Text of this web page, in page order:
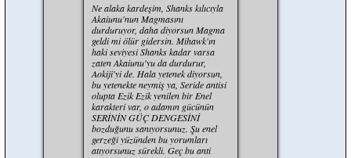
Ne alaka kardeşim, Shanks kılıcıyla
Akaiunu'nun Magmasını
durduruyor, daha diyorsun Magma
geldi mi ölür gidersin. Mihawk'ın
haki seviyesi Shanks kadar varsa
zaten Akaiunu'yu da durdurur,
Aokiji'yi de. Hala yetenek diyorsun,
bu yetenekte neymiş ya, Seride antisi
olupta Ezik Ezik yenilen bir Enel
karakteri var, o adamın gücünün
SERİNİN GÜÇ DENGESİNİ
bozduğunu sanıyorsunuz. Şu enel
gerzeği yüzünden bu yorumları
atıyorsunuz sürekli. Geç bu anti